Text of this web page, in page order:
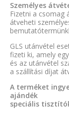
Személyes
Fizetni a csomag
átveheti
GLS utánvétel
fizeti ki, amely
és az utánvétel
a szállítási díjat
A terméket
ajándék
speciális